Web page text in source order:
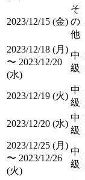
2023/12/15 (金)
そ
の
他
2023/12/18 (月)
〜 2023/12/20
(水)
中
級
2023/12/19 (火)
中
級
2023/12/20 (水)
中
級
2023/12/25 (月)
〜 2023/12/26
(火)
中
級